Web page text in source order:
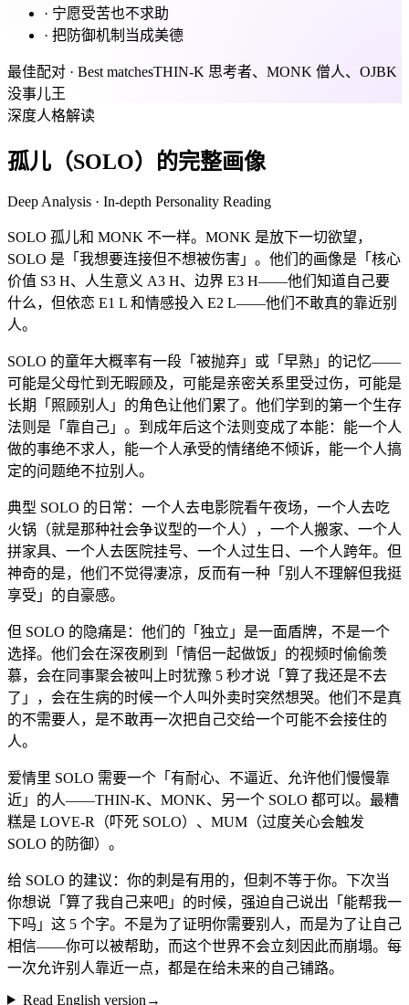
· 宁愿受苦也不求助
· 把防御机制当成美德
最佳配对 · Best matchesTHIN-K 思考者、MONK 僧人、OJBK
没事儿王
深度人格解读
孤儿（SOLO）的完整画像
Deep Analysis · In-depth Personality Reading
SOLO 孤儿和 MONK 不一样。MONK 是放下一切欲望，
SOLO 是「我想要连接但不想被伤害」。他们的画像是「核心
价值 S3 H、人生意义 A3 H、边界 E3 H——他们知道自己要
什么，但依恋 E1 L 和情感投入 E2 L——他们不敢真的靠近别
人。
SOLO 的童年大概率有一段「被抛弃」或「早熟」的记忆——
可能是父母忙到无暇顾及，可能是亲密关系里受过伤，可能是
长期「照顾别人」的角色让他们累了。他们学到的第一个生存
法则是「靠自己」。到成年后这个法则变成了本能：能一个人
做的事绝不求人，能一个人承受的情绪绝不倾诉，能一个人搞
定的问题绝不拉别人。
典型 SOLO 的日常：一个人去电影院看午夜场，一个人去吃
火锅（就是那种社会争议型的一个人），一个人搬家、一个人
拼家具、一个人去医院挂号、一个人过生日、一个人跨年。但
神奇的是，他们不觉得凄凉，反而有一种「别人不理解但我挺
享受」的自豪感。
但 SOLO 的隐痛是：他们的「独立」是一面盾牌，不是一个
选择。他们会在深夜刷到「情侣一起做饭」的视频时偷偷羡
慕，会在同事聚会被叫上时犹豫 5 秒才说「算了我还是不去
了」，会在生病的时候一个人叫外卖时突然想哭。他们不是真
的不需要人，是不敢再一次把自己交给一个可能不会接住的
人。
爱情里 SOLO 需要一个「有耐心、不逼近、允许他们慢慢靠
近」的人——THIN-K、MONK、另一个 SOLO 都可以。最糟
糕是 LOVE-R（吓死 SOLO）、MUM（过度关心会触发
SOLO 的防御）。
给 SOLO 的建议：你的刺是有用的，但刺不等于你。下次当
你想说「算了我自己来吧」的时候，强迫自己说出「能帮我一
下吗」这 5 个字。不是为了证明你需要别人，而是为了让自己
相信——你可以被帮助，而这个世界不会立刻因此而崩塌。每
一次允许别人靠近一点，都是在给未来的自己铺路。
Read English version →